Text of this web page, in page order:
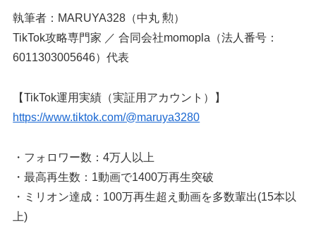
執筆者：MARUYA328（中丸 勲）
TikTok攻略専門家 ／ 合同会社momopla（法人番号：
6011303005646）代表
【TikTok運用実績（実証用アカウント）】
https://www.tiktok.com/@maruya3280
・フォロワー数：4万人以上
・最高再生数：1動画で1400万再生突破
・ミリオン達成：100万再生超え動画を多数輩出(15本以
上)